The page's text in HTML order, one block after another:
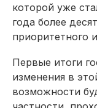
которой уже
года более
приоритетного
Первые итоги
изменения в
возможности